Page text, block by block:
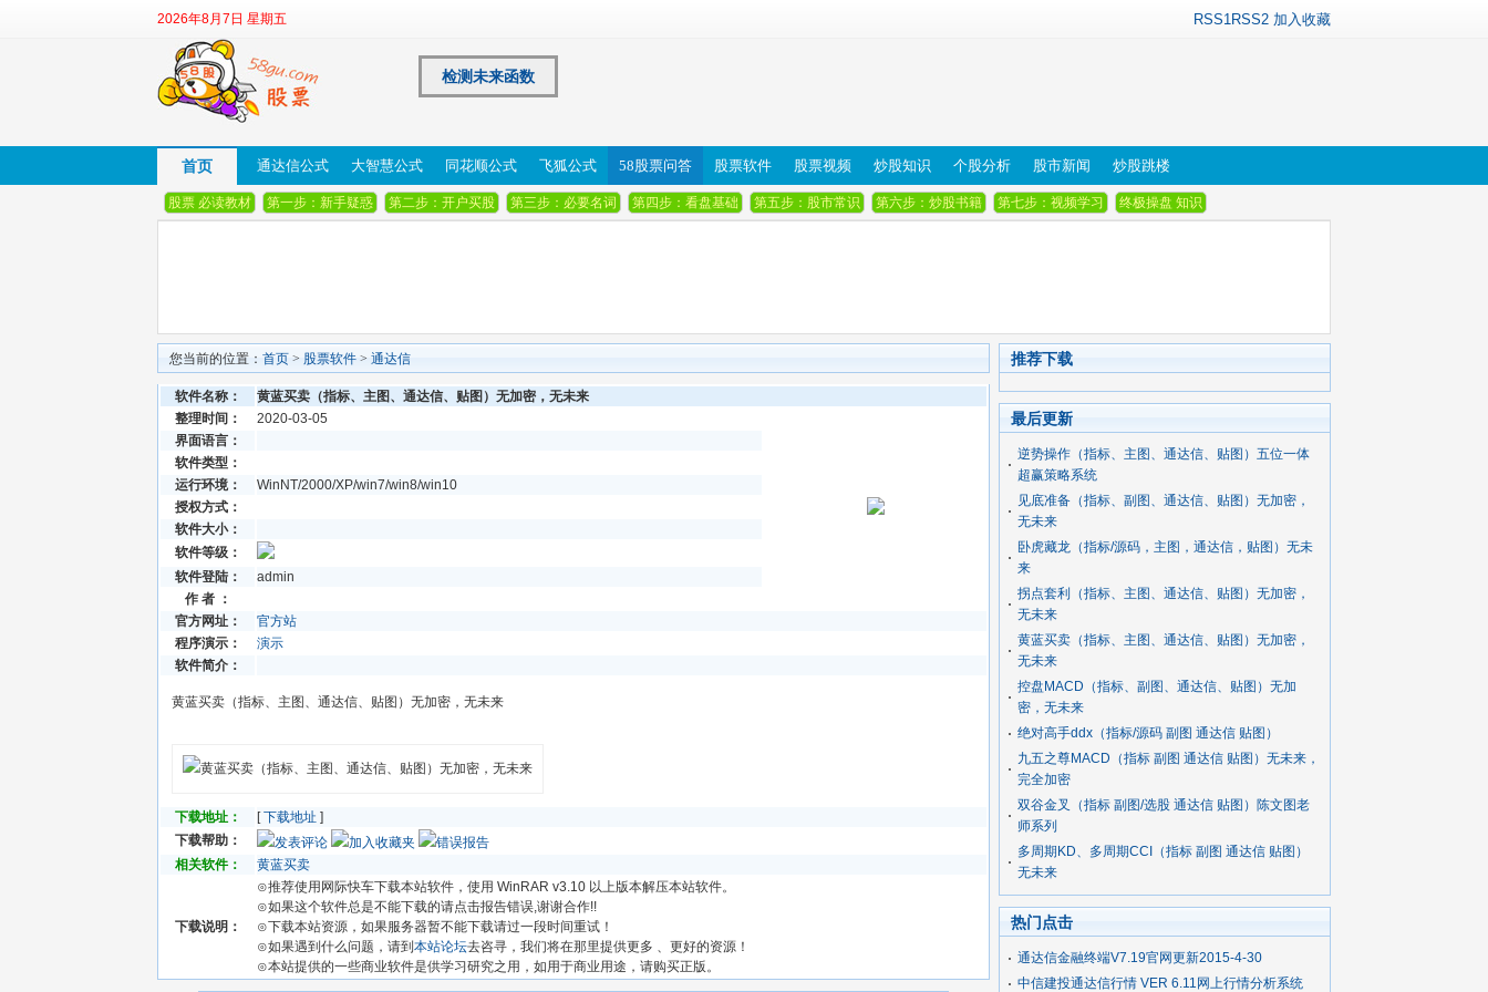
2026年8月7日 星期五 RSS1RSS2 加入收藏
检测未来函数
首页 通达信公式 大智慧公式 同花顺公式 飞狐公式 58股票问答 股票软件 股票视频 炒股知识 个股分析 股市新闻 炒股跳楼
股票 必读教材 第一步：新手疑惑 第二步：开户买股 第三步：必要名词 第四步：看盘基础 第五步：股市常识 第六步：炒股书籍 第七步：视频学习 终极操盘 知识
您当前的位置： 首页 > 股票软件 > 通达信
软件名称：
黄蓝买卖（指标、主图、通达信、贴图）无加密，无未来
整理时间：
2020-03-05
界面语言：
软件类型：
运行环境：
WinNT/2000/XP/win7/win8/win10
授权方式：
软件大小：
软件等级：
软件登陆：
admin
作 者 ：
官方网址：
官方站
程序演示：
演示
软件简介：
黄蓝买卖（指标、主图、通达信、贴图）无加密，无未来
下载地址： [下载地址 ]
下载帮助：
发表评论 加入收藏夹
错误报告
相关软件：
黄蓝买卖
下载说明：
⊙推荐使用网际快车下载本站软件，使用 WinRAR v3.10 以上版本解压本站软件。
⊙如果这个软件总是不能下载的请点击报告错误,谢谢合作!!
⊙下载本站资源，如果服务器暂不能下载请过一段时间重试！
⊙如果遇到什么问题，请到 本站论坛去咨寻，我们将在那里提供更多 、更好的资源！
⊙本站提供的一些商业软件是供学习研究之用，如用于商业用途，请购买正版。
推荐下载
最后更新
逆势操作（指标、主图、通达信、贴图）五位一体
超赢策略系统
见底准备（指标、副图、通达信、贴图）无加密，
无未来
卧虎藏龙（指标/源码，主图，通达信，贴图）无未
来
拐点套利（指标、主图、通达信、贴图）无加密，
无未来
黄蓝买卖（指标、主图、通达信、贴图）无加密，
无未来
控盘MACD（指标、副图、通达信、贴图）无加
密，无未来
绝对高手ddx（指标/源码 副图 通达信 贴图）
九五之尊MACD（指标 副图 通达信 贴图）无未来，
完全加密
双谷金叉（指标 副图/选股 通达信 贴图）陈文图老
师系列
多周期KD、多周期CCI（指标 副图 通达信 贴图）
无未来
热门点击
通达信金融终端V7.19官网更新2015-4-30
中信建投通达信行情 VER 6.11网上行情分析系统